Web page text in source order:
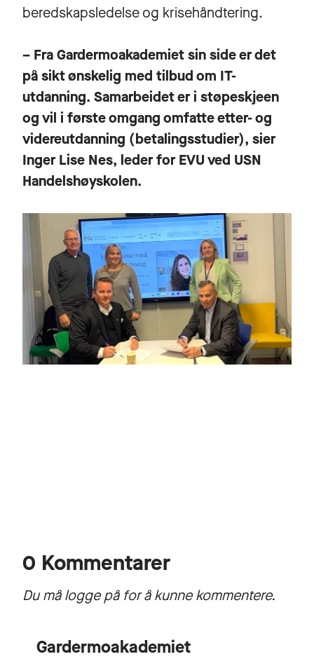
beredskapsledelse og krisehåndtering.
– Fra Gardermoakademiet sin side er det
på sikt ønskelig med tilbud om IT-
utdanning. Samarbeidet er i støpeskjeen
og vil i første omgang omfatte etter- og
videreutdanning (betalingsstudier), sier
Inger Lise Nes, leder for EVU ved USN
Handelshøyskolen.
0 Kommentarer
Du må logge på for å kunne kommentere.
Gardermoakademiet